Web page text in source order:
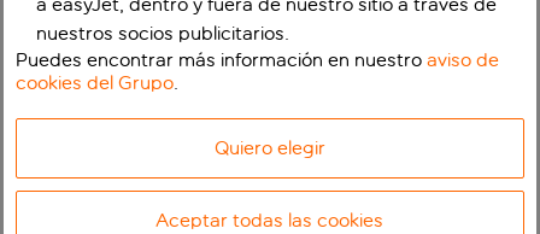
nuestros socios publicitarios.
Puedes encontrar más información en nuestroaviso de
cookies del Grupo.
Quiero elegir
Aceptar todas las cookies